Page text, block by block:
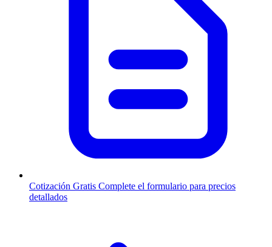
Cotización Gratis Complete el formulario para precios
detallados